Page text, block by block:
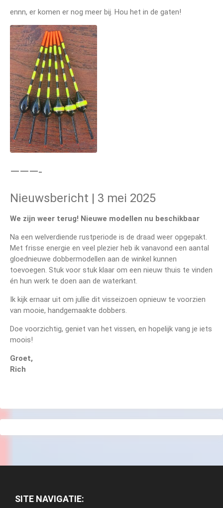
ennn, er komen er nog meer bij. Hou het in de gaten!
———-
Nieuwsbericht | 3 mei 2025
We zijn weer terug! Nieuwe modellen nu beschikbaar
Na een welverdiende rustperiode is de draad weer opgepakt.
Met frisse energie en veel plezier heb ik vanavond een aantal
gloednieuwe dobbermodellen aan de winkel kunnen
toevoegen. Stuk voor stuk klaar om een nieuw thuis te vinden
én hun werk te doen aan de waterkant.
Ik kijk ernaar uit om jullie dit visseizoen opnieuw te voorzien
van mooie, handgemaakte dobbers.
Doe voorzichtig, geniet van het vissen, en hopelijk vang je iets
moois!
Groet,
Rich
SITE NAVIGATIE: